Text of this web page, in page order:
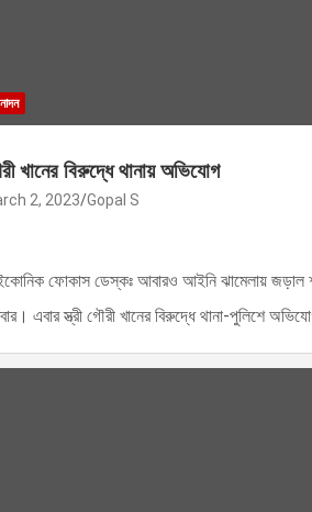
খানের বিরুদ্ধে থানায় অভিযোগ
2, 2023 Gopal S
ফোকাস ডেস্কঃ আবারও আইনি ঝামেলায় জড়াল
এবার স্ত্রী গৌরী খানের বিরুদ্ধে থানা-পুলিশে